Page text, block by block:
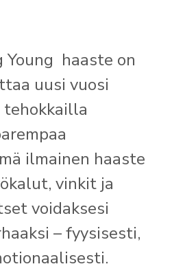
Young haaste on
uusi vuosi
ilmainen haaste
vinkit ja
voidaksesi
– fyysisesti,